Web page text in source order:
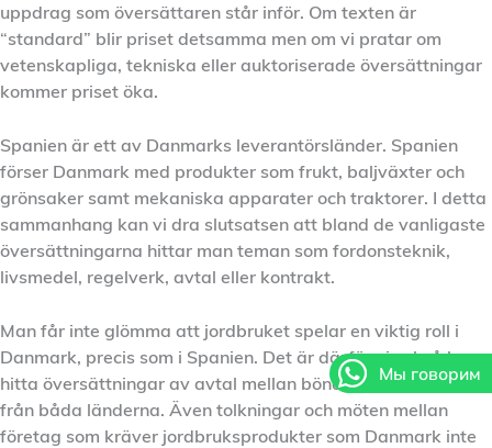
uppdrag som översättaren står inför. Om texten är
“standard” blir priset detsamma men om vi pratar om
vetenskapliga, tekniska eller auktoriserade översättningar
kommer priset öka.
Spanien är ett av Danmarks leverantörsländer. Spanien
förser Danmark med produkter som frukt, baljväxter och
grönsaker samt mekaniska apparater och traktorer. I detta
sammanhang kan vi dra slutsatsen att bland de vanligaste
översättningarna hittar man teman som fordonsteknik,
livsmedel, regelverk, avtal eller kontrakt.
Man får inte glömma att jordbruket spelar en viktig roll i
Danmark, precis som i Spanien. Det är därför vi också kan
hitta översättningar av avtal mellan bönder och företag
från båda länderna. Även tolkningar och möten mellan
företag som kräver jordbruksprodukter som Danmark inte
Мы говорим